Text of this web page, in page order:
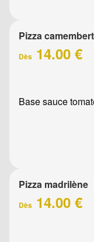
Pizza camembert
Dès 14.00 €
Base sauce
Pizza madrilène
Dès 14.00 €